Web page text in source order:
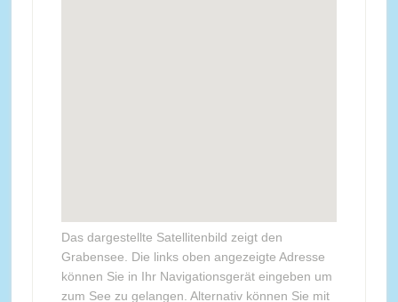
Das dargestellte Satellitenbild zeigt den
Grabensee. Die links oben angezeigte Adresse
können Sie in Ihr Navigationsgerät eingeben um
zum See zu gelangen. Alternativ können Sie mit